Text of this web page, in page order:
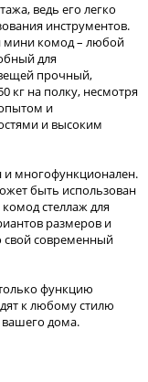
ведь его легко
инструментов.
мини комод – любой
для
прочный,
кг на полку, несмотря
и
и высоким
и многофункционален.
быть использован
стеллаж для
размеров и
свой современный
функцию
к любому стилю
вашего дома.